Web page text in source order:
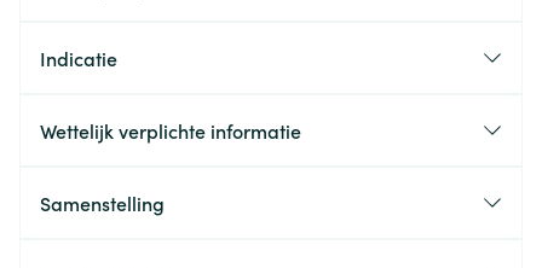
Indicatie
Wettelijk verplichte informatie
Samenstelling